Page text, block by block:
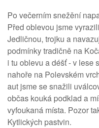
Po večerním snežění
Před oblevou jsme
Jedličnou, trojku a
podmínky tradičně na
i tu oblevu a déšť - v lese
nahoře na Polevském
aut jsme se snažili
občas kouká podklad a
vyfoukaná místa. Pozor
Kytlických pastvin.